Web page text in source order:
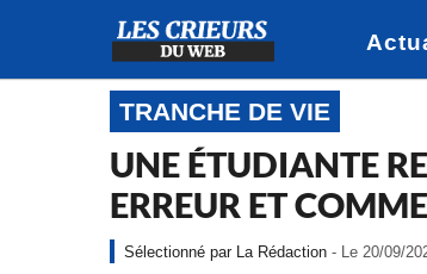
TRANCHE DE VIE
UNE ÉTUDIANTE
ERREUR ET
La Rédaction - Le 20/09/